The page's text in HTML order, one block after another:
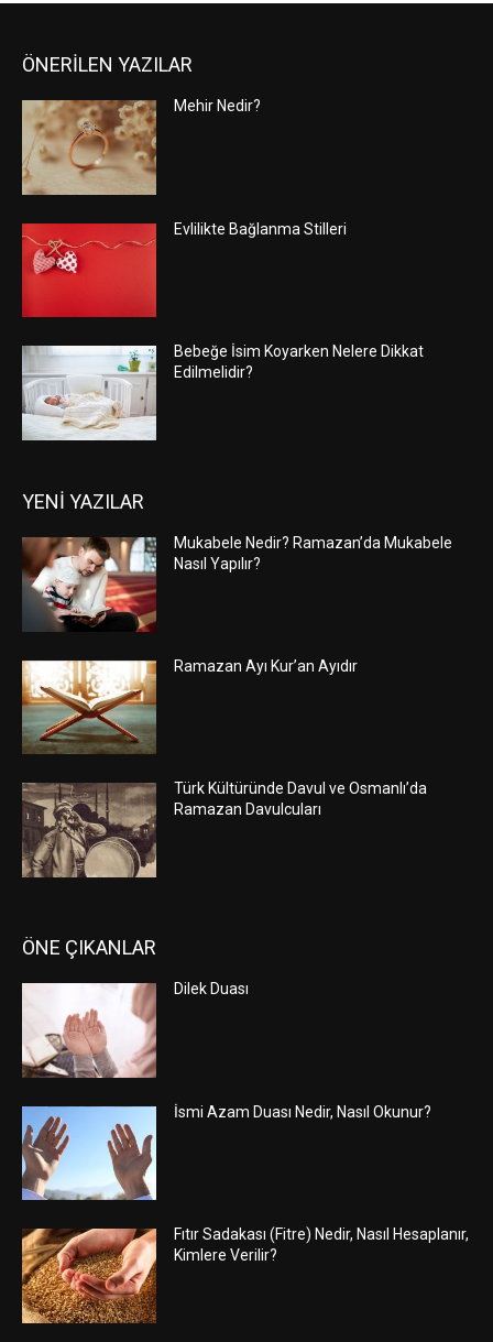
ÖNERİLEN YAZILAR
Mehir Nedir?
Evlilikte Bağlanma Stilleri
Bebeğe İsim Koyarken Nelere Dikkat
Edilmelidir?
YENİ YAZILAR
Mukabele Nedir? Ramazan’da Mukabele
Nasıl Yapılır?
Ramazan Ayı Kur’an Ayıdır
Türk Kültüründe Davul ve Osmanlı’da
Ramazan Davulcuları
ÖNE ÇIKANLAR
Dilek Duası
İsmi Azam Duası Nedir, Nasıl Okunur?
Fıtır Sadakası (Fitre) Nedir, Nasıl Hesaplanır,
Kimlere Verilir?